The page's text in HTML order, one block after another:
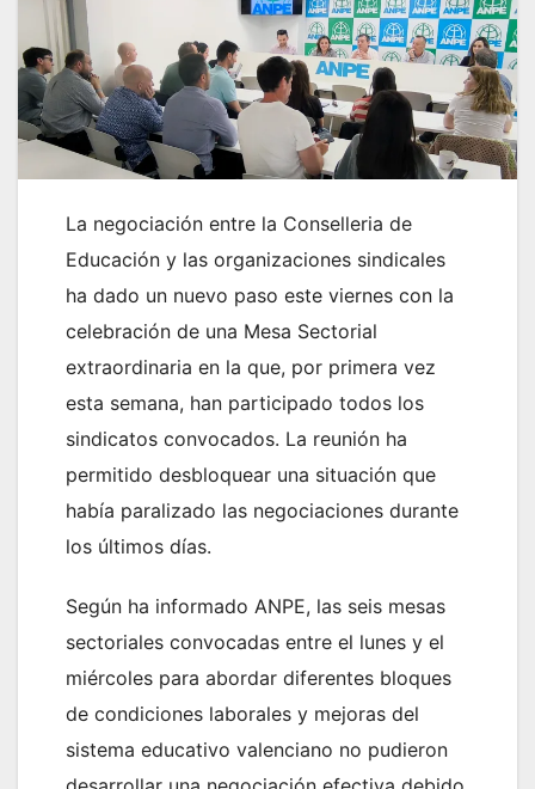
La negociación entre la Conselleria de
Educación y las organizaciones sindicales
ha dado un nuevo paso este viernes con la
celebración de una Mesa Sectorial
extraordinaria en la que, por primera vez
esta semana, han participado todos los
sindicatos convocados. La reunión ha
permitido desbloquear una situación que
había paralizado las negociaciones durante
los últimos días.
Según ha informado ANPE, las seis mesas
sectoriales convocadas entre el lunes y el
miércoles para abordar diferentes bloques
de condiciones laborales y mejoras del
sistema educativo valenciano no pudieron